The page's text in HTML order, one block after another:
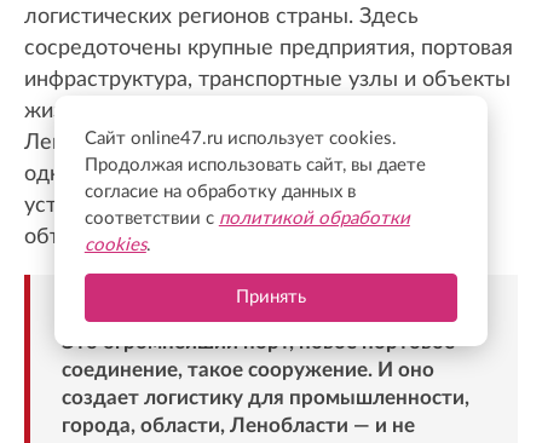
логистических регионов страны. Здесь
сосредоточены крупные предприятия, портовая
инфраструктура, транспортные узлы и объекты
жизнеобеспечения, поэтому защита
Ленинградского неба направлена
одновременно на безопасность жителей и
устойчивую работу критически важных
объектов.
«Нападения осуществляют на Усть-Лугу.
Это огромнейший порт, новое портовое
соединение, такое сооружение. И оно
создает логистику для промышленности,
города, области, Ленобласти — и не
Сайт online47.ru использует cookies.
Продолжая использовать сайт, вы даете
согласие на обработку данных в
соответствии с политикой обработки
cookies.
Принять